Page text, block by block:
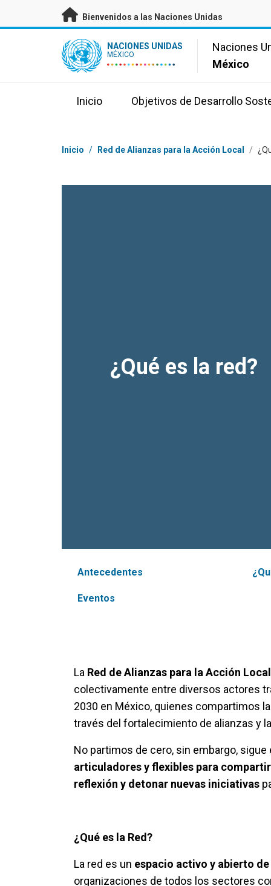
Saltar a contenido principal
Bienvenidos a las Naciones Unidas
UN Logo NACIONES UNIDAS
MÉXICO
Naciones
México
Inicio Objetivos de Desarrollo
Coordenadas dentro de la ruta de navegación
Inicio / Red de Alianzas para la Acción Local /
¿Qué es la red?
Antecedentes
Eventos
La Red deAlianzas para laAcción
colectivamente entre diversos actores
2030 en México, quienes compartimos
través del fortalecimiento de alianzas y
No partimos de cero, sin embargo,
articuladoresy flexibles para compartir
reflexión y detonar nuevas iniciativas
¿Qué es la Red?
La red es un espacio activo y abierto de
organizaciones de todos los sectores